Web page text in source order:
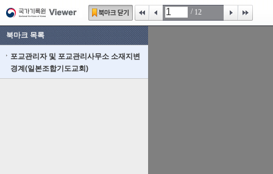
/ 12
북마크 목록
포교관리자 및 포교관리사무소 소재지변
경계(일본조합기도교회)